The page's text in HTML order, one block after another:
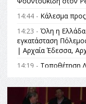
14:44 - Κάλεσμα
14:23 - Όλη η Ελλάδα
εγκατάσταση
| Αρχαία Έδεσσα,
14:19 - Τοποθέτηση
Αναθεώρηση του
θεσμικές
στις επόμενες γενιές»